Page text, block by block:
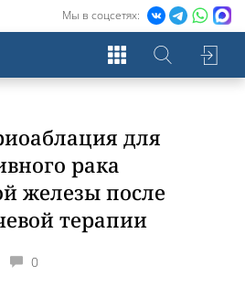
Мы в соцсетях:
для
рака
железы после
терапии
0